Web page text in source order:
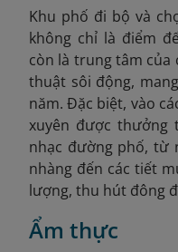
Khu phố đi bộ và
không chỉ là điểm
còn là trung tâm của
thuật sôi động,
năm. Đặc biệt, vào
xuyên được thưởng
nhạc đường phố, từ
nhàng đến các tiết
lượng, thu hút đông
Ẩm thực